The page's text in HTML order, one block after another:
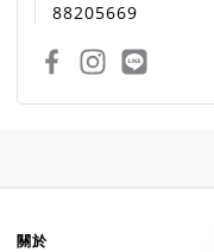
88205669
關於